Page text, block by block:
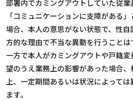
部署内でカミングアウトしていた従
「コミュニケーションに支障がある
場合、本人の意思がない状態で、性
方的な理由で不当な異動を行うことは
一方で本人がカミングアウトや戸籍
望のうえ業務上の影響があった場合
上、一定期間あるいは状況によって
ます。